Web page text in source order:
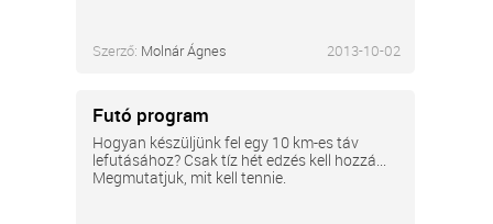
Szerző: Molnár Ágnes 2013-10-02
Futó program
Hogyan készüljünk fel egy 10 km-es táv
lefutásához? Csak tíz hét edzés kell hozzá...
Megmutatjuk, mit kell tennie.